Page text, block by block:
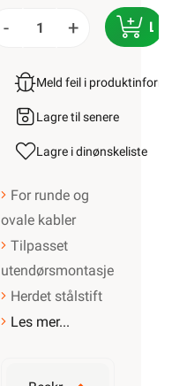
- +
Meld feil i
Lagre til senere
Lagre i dinønskeliste
For runde og
ovale kabler
Tilpasset
utendørsmontasje
Herdet stålstift
Les mer...